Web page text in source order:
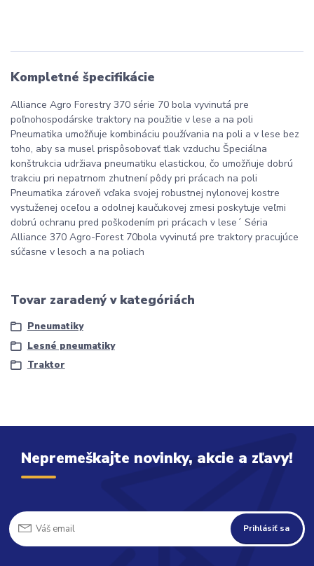
Kompletné špecifikácie
Alliance Agro Forestry 370 série 70 bola vyvinutá pre
poľnohospodárske traktory na použitie v lese a na poli
Pneumatika umožňuje kombináciu používania na poli a v lese bez
toho, aby sa musel prispôsobovať tlak vzduchu Špeciálna
konštrukcia udržiava pneumatiku elastickou, čo umožňuje dobrú
trakciu pri nepatrnom zhutnení pôdy pri prácach na poli
Pneumatika zároveň vďaka svojej robustnej nylonovej kostre
vystuženej oceľou a odolnej kaučukovej zmesi poskytuje veľmi
dobrú ochranu pred poškodením pri prácach v lese´ Séria
Alliance 370 Agro-Forest 70bola vyvinutá pre traktory pracujúce
súčasne v lesoch a na poliach
Tovar zaradený v kategóriách
Pneumatiky
Lesné pneumatiky
Traktor
Nepremeškajte novinky, akcie a zľavy!
Prihlásiť sa